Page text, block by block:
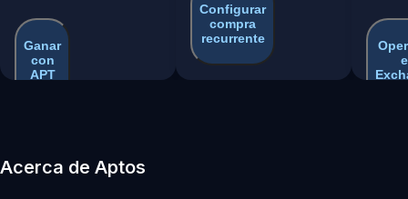
Ganar
con
APT
Configurar
compra
recurrente
Acerca de Aptos